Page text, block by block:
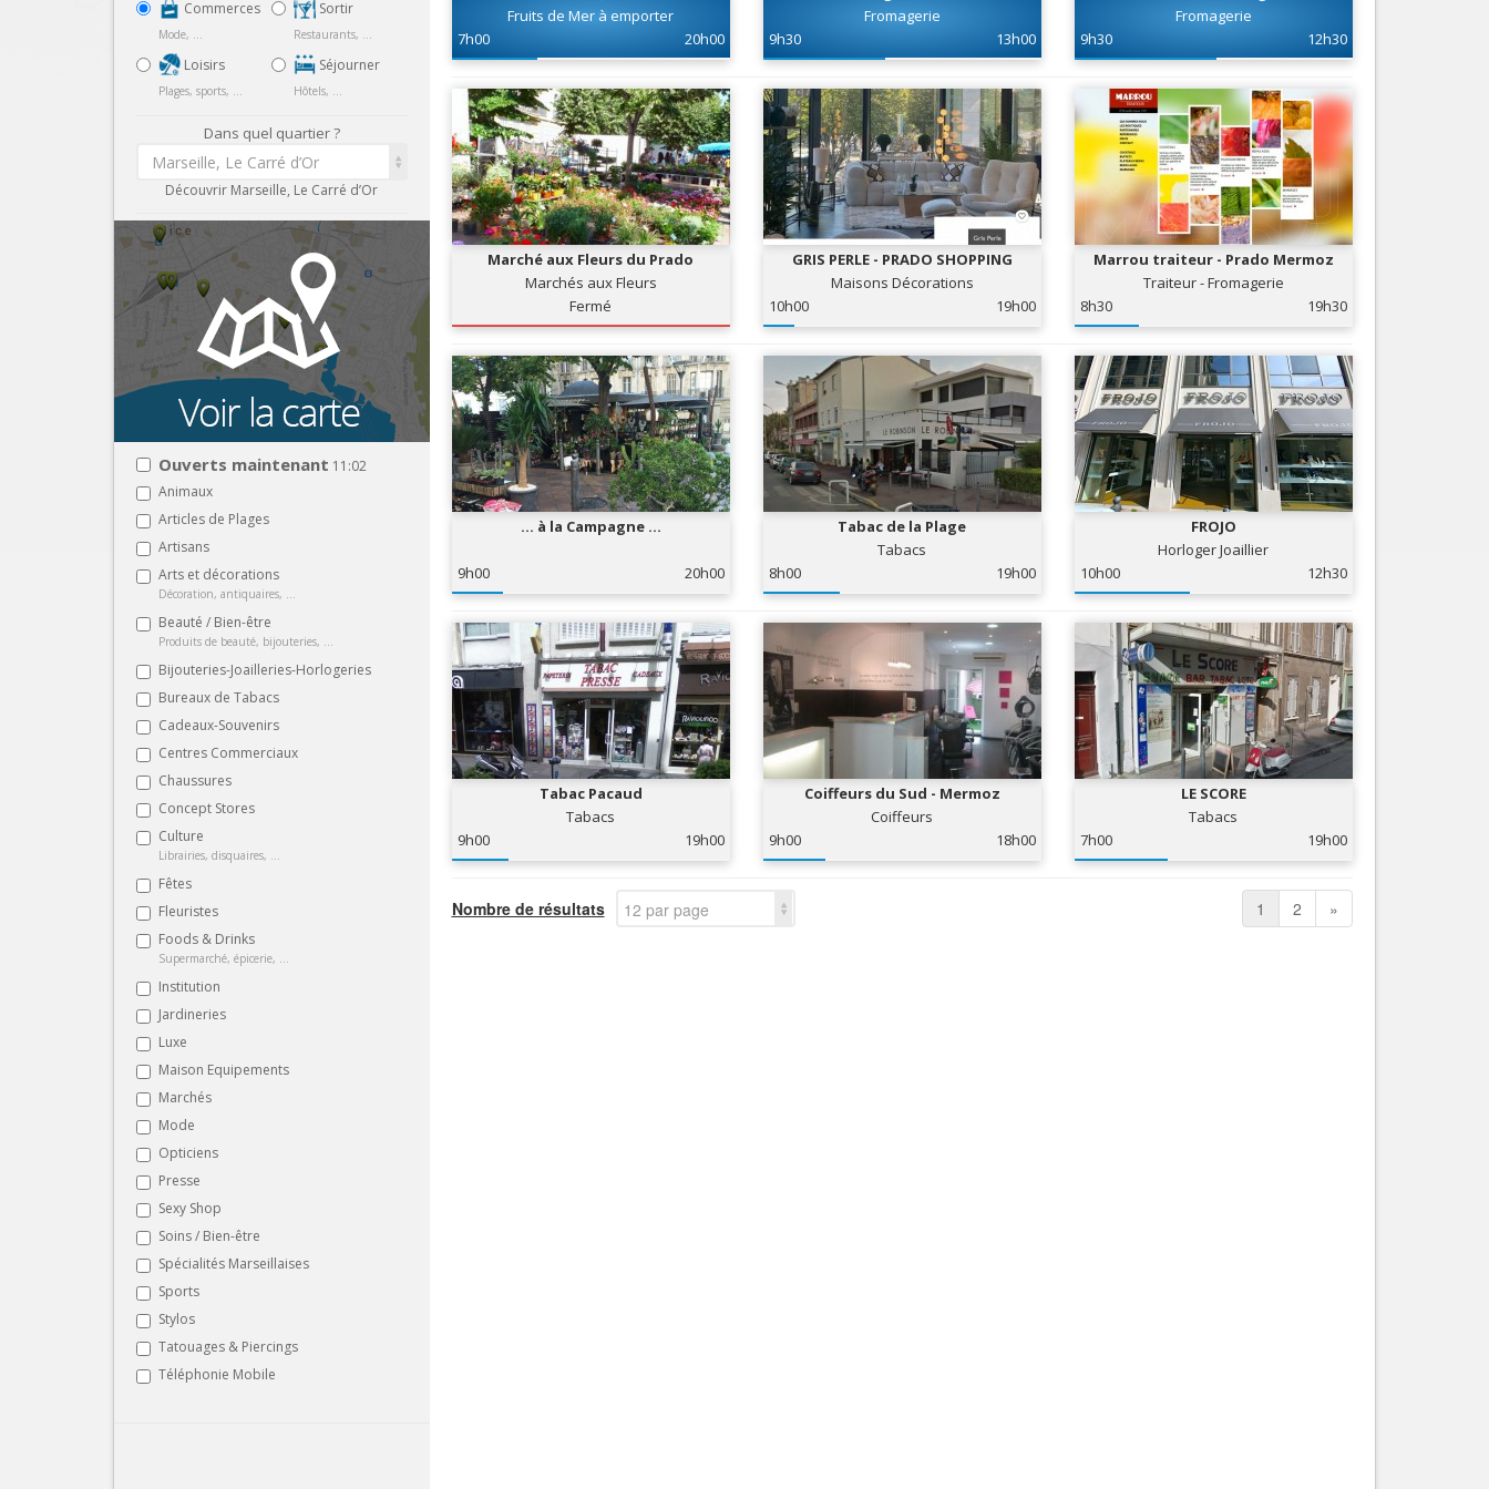
Services
Tourisme, ...
Commerces
Mode, ...
Loisirs
Plages, sports, ...
Sortir
Restaurants, ...
Séjourner
Hôtels, ...
Dans quel quartier ?
Marseille, Le Carré d’Or
Découvrir Marseille, Le Carré d’Or
Ouverts maintenant 11:02
Animaux
Articles de Plages
Artisans
Arts et décorations
Décoration, antiquaires, ...
Beauté / Bien-être
Produits de beauté, bijouteries, ...
Bijouteries-Joailleries-Horlogeries
Bureaux de Tabacs
Cadeaux-Souvenirs
Centres Commerciaux
Chaussures
Concept Stores
Culture
Librairies, disquaires, ...
Fêtes
Fleuristes
Foods & Drinks
Supermarché, épicerie, ...
Institution
Jardineries
Luxe
Maison Equipements
Marchés
Mode
Opticiens
Presse
Sexy Shop
Soins / Bien-être
Spécialités Marseillaises
Sports
Stylos
Tatouages & Piercings
Téléphonie Mobile
Fruits de Mer à emporter
7h00
20h00
Fromagerie
9h30
13h00
Fromagerie
9h30
12h30
Marché aux Fleurs du Prado
Marchés aux Fleurs
Fermé
GRIS PERLE - PRADO SHOPPING
Maisons Décorations
10h00
19h00
Marrou traiteur - Prado Mermoz
Traiteur - Fromagerie
8h30
19h30
... à la Campagne ...
9h00 20h00
Tabac de la Plage
Tabacs
8h00
19h00
FROJO
Horloger Joaillier
10h00
12h30
Tabac Pacaud
Tabacs
9h00
19h00
Coiffeurs du Sud - Mermoz
Coiffeurs
9h00
18h00
LE SCORE
Tabacs
7h00
19h00
Nombre de résultats 12 par page 1 2 »